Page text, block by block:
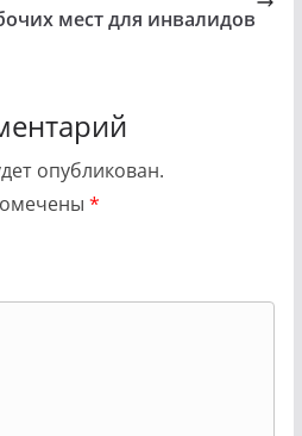
мест для инвалидов
опубликован.
*